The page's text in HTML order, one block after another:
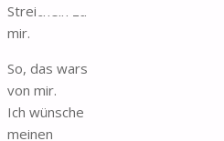
Streicheln zu
mir.
So, das wars
von mir.
Ich wünsche
meinen